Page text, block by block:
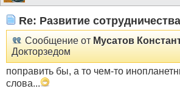
Re: Развитие
Сообщение от Мусатов
Докторзедом
поправить бы, а то чем-то
слова...